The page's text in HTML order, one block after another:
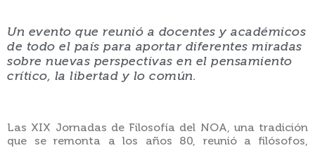
Un evento que reunió a docentes y académicos
de todo el país para aportar diferentes miradas
sobre nuevas perspectivas en el pensamiento
crítico, la libertad y lo común.
Las XIX Jornadas de Filosofía del NOA, una tradición
que se remonta a los años 80, reunió a filósofos,